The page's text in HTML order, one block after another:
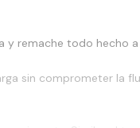
y remache todo hecho
sin comprometer la